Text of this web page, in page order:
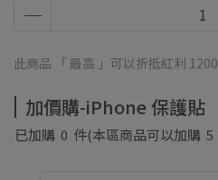
此商品 「 最高 」可以折抵紅利 1200
加價購-iPhone 保護貼
已加購 0 件(本區商品可以加購 5